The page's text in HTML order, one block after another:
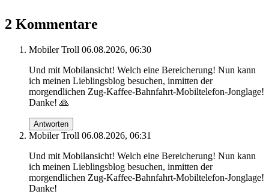
2 Kommentare
Mobiler Troll 06.08.2026, 06:30
Und mit Mobilansicht! Welch eine Bereicherung! Nun kann
ich meinen Lieblingsblog besuchen, inmitten der
morgendlichen Zug-Kaffee-Bahnfahrt-Mobiltelefon-Jonglage!
Danke! 🙏
Antworten
Mobiler Troll 06.08.2026, 06:31
Und mit Mobilansicht! Welch eine Bereicherung! Nun kann
ich meinen Lieblingsblog besuchen, inmitten der
morgendlichen Zug-Kaffee-Bahnfahrt-Mobiltelefon-Jonglage!
Danke!